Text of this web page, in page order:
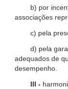
b) por
associações
c) pela
d) pela
adequados de
desempenho.
III -